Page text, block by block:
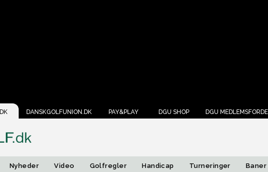
DANSKGOLFUNION.DK PAY&PLAY DGU SHOP DGU
Nyheder Video Golfregler Handicap Turneringer